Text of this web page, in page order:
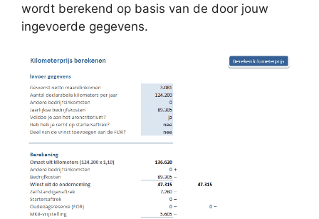
wordt berekend op basis van de door jouw
ingevoerde gegevens.